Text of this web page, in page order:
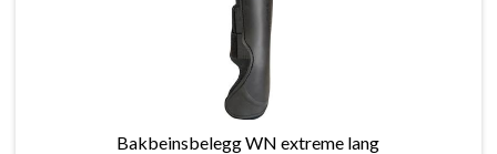
Bakbeinsbelegg WN extreme lang